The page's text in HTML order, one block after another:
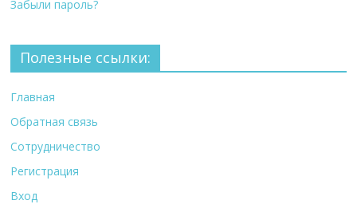
Забыли пароль?
Полезные ссылки:
Главная
Обратная связь
Сотрудничество
Регистрация
Вход